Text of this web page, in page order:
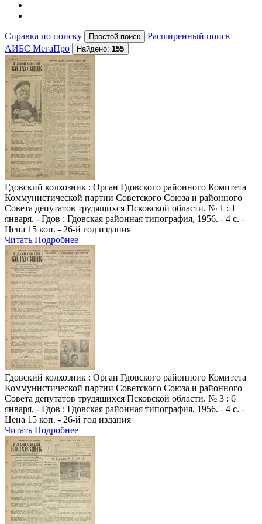
Справка по поиску
Расширенный поиск
АИБС МегаПро
Найдено: 155
Гдовский колхозник : Орган Гдовского районного Комитета
Коммунистической партии Советского Союза и районного
Совета депутатов трудящихся Псковской области. № 1 : 1
января. - Гдов : Гдовская районная типография, 1956. - 4 с. -
Цена 15 коп. - 26-й год издания
Читать Подробнее
Гдовский колхозник : Орган Гдовского районного Комитета
Коммунистической партии Советского Союза и районного
Совета депутатов трудящихся Псковской области. № 3 : 6
января. - Гдов : Гдовская районная типография, 1956. - 4 с. -
Цена 15 коп. - 26-й год издания
Читать Подробнее